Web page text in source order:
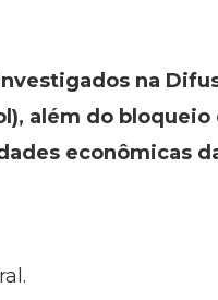
na
além do bloqueio
econômicas